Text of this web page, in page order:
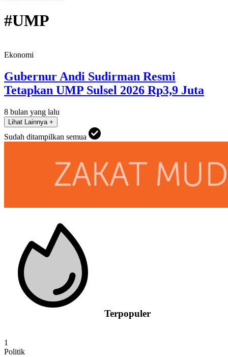
#UMP
Ekonomi
Gubernur Andi Sudirman Resmi
Tetapkan UMP Sulsel 2026 Rp3,9 Juta
8 bulan yang lalu
Lihat Lainnya +
Sudah ditampilkan semua
Terpopuler
1
Politik